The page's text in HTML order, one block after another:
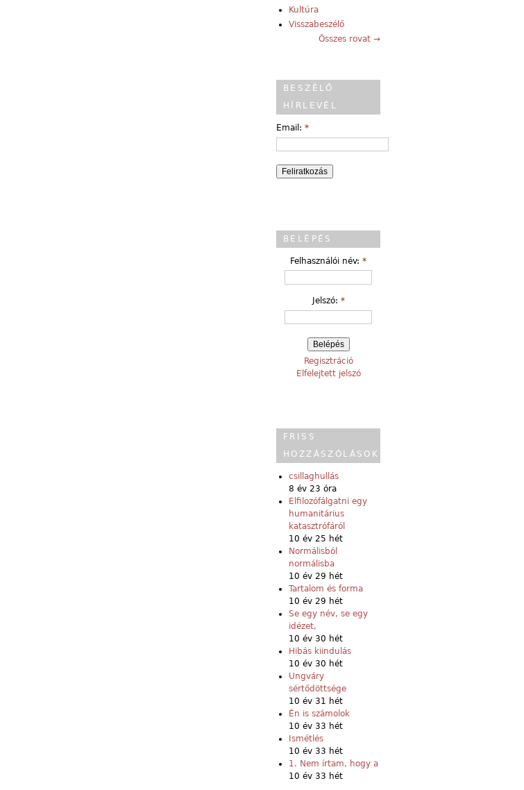
Kultúra
Visszabeszélő
Összes rovat →
BESZÉLŐ
HÍRLEVÉL
Email: *
BELÉPÉS
Felhasználói név: *
Jelszó: *
Regisztráció
Elfelejtett jelszó
FRISS
HOZZÁSZÓLÁSOK
csillaghullás
8 év 23 óra
Elfilozófálgatni egy
humanitárius
katasztrófáról
10 év 25 hét
Normálisból
normálisba
10 év 29 hét
Tartalom és forma
10 év 29 hét
Se egy név, se egy
idézet,
10 év 30 hét
Hibás kiindulás
10 év 30 hét
Ungváry
sértődöttsége
10 év 31 hét
Én is számolok
10 év 33 hét
Ismétlés
10 év 33 hét
1. Nem írtam, hogy a
10 év 33 hét